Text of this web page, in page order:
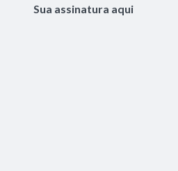
Sua assinatura aqui